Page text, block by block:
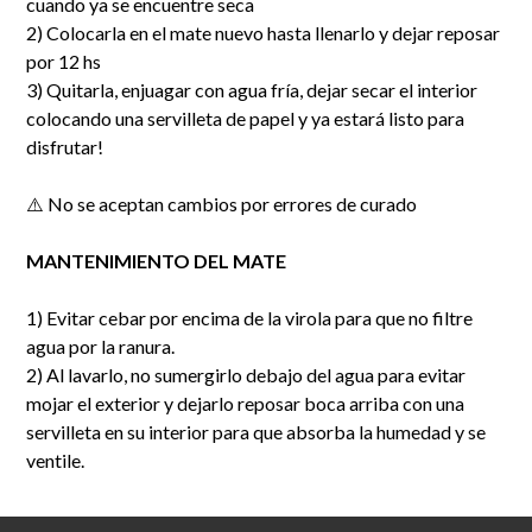
2) Colocarla en el mate nuevo hasta llenarlo y dejar reposar
por 12 hs
3) Quitarla, enjuagar con agua fría, dejar secar el interior
colocando una servilleta de papel y ya estará listo para
disfrutar!
⚠️ No se aceptan cambios por errores de curado
MANTENIMIENTO DEL MATE
1) Evitar cebar por encima de la virola para que no filtre
agua por la ranura.
2) Al lavarlo, no sumergirlo debajo del agua para evitar
mojar el exterior y dejarlo reposar boca arriba con una
servilleta en su interior para que absorba la humedad y se
ventile.